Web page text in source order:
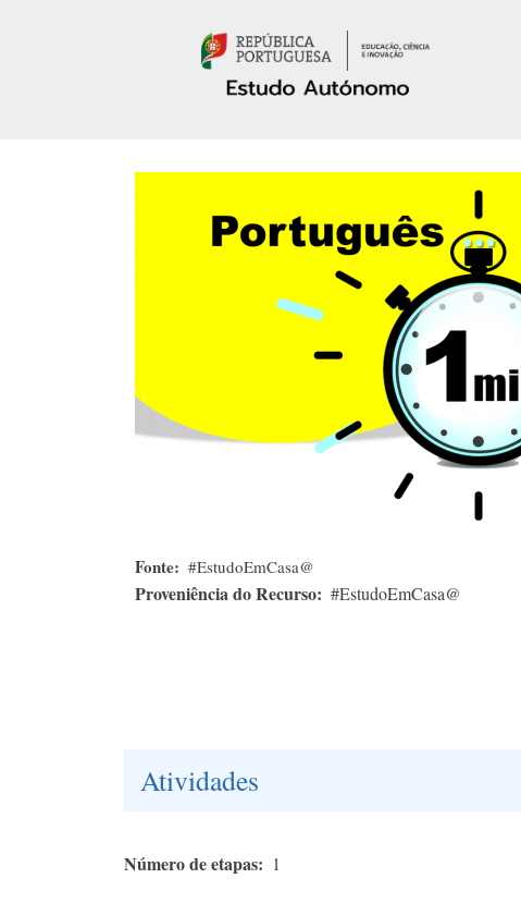
Fonte #EstudoEmCasa@
Proveniência do Recurso #EstudoEmCasa@
Atividades
Número de etapas 1